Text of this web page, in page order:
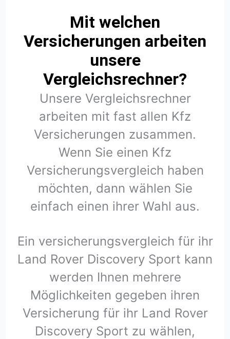
Mit welchen
Versicherungen arbeiten
unsere
Vergleichsrechner?
Unsere Vergleichsrechner
arbeiten mit fast allen Kfz
Versicherungen zusammen.
Wenn Sie einen Kfz
Versicherungsvergleich haben
möchten, dann wählen Sie
einfach einen ihrer Wahl aus.
Ein versicherungsvergleich für ihr
Land Rover Discovery Sport kann
werden Ihnen mehrere
Möglichkeiten gegeben ihren
Versicherung für ihr Land Rover
Discovery Sport zu wählen,